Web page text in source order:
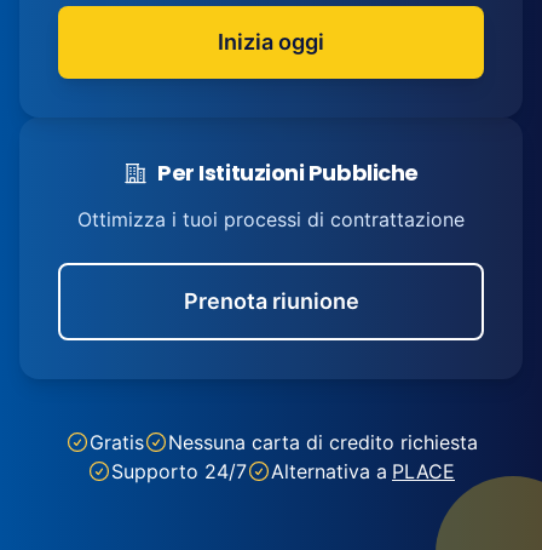
Inizia oggi
Per Istituzioni Pubbliche
Ottimizza i tuoi processi di contrattazione
Prenota riunione
Gratis
Nessuna carta di credito richiesta
Supporto 24/7
Alternativa a PLACE